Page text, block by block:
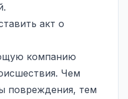
акт о
компанию
Чем
повреждения, тем